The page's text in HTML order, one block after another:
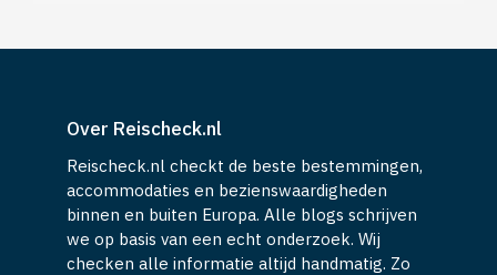
Over Reischeck.nl
Reischeck.nl checkt de beste bestemmingen,
accommodaties en bezienswaardigheden
binnen en buiten Europa. Alle blogs schrijven
we op basis van een echt onderzoek. Wij
checken alle informatie altijd handmatig. Zo